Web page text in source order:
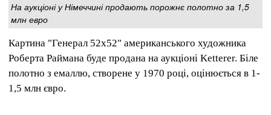
На аукціоні у Німеччині продають порожнє полотно за 1,5
млн евро
Картина "Генерал 52х52" американського художника
Роберта Раймана буде продана на аукціоні Ketterer. Біле
полотно з емаллю, створене у 1970 році, оцінюється в 1-
1,5 млн євро.